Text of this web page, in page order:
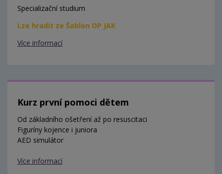
Specializační studium
Lze hradit ze Šablon OP JAK
Více informací
Kurz první pomoci dětem
Od základního ošetření až po resuscitaci
Figuríny kojence i juniora
AED simulátor
Více informací